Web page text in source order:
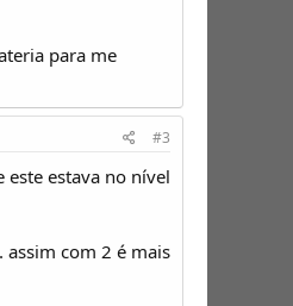
para me
#3
estava no nível
assim com 2 é mais